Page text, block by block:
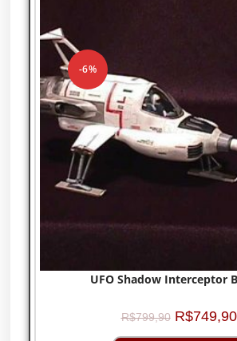
-6%
UFO Shadow Interceptor
R$799,90 R$749,90